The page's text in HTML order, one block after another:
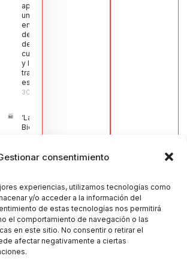
consentimiento
experiencias, utilizamos tecnologías como
y/o acceder a la información del
de estas tecnologías nos permitirá
el comportamiento de navegación o las
en este sitio. No consentir o retirar el
afectar negativamente a ciertas
aprueba
una moción
en defensa
del sector
de la
cuchillería
y la navaja
tradicional
española
30/07/2026
‘La
Bienvenida’,
estampa de
de la Virgen
Muñoz
Muñoz,
anuncia las
Fiestas
Patronales
2026
30/07/2026